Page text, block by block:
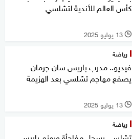
كأس العالم للأندية لتشلسي
l 13 يوليو 2025
رياضة
فيديو.. مدرب باريس سان جرمان
يصفع مهاجم تشلسي بعد الهزيمة
l 13 يوليو 2025
رياضة